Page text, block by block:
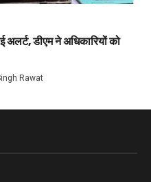
अलर्ट, डीएम ने अधिकारियों को
Rawat